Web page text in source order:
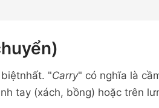
"Carry" có nghĩa là
tay (xách, bồng) hoặc trên